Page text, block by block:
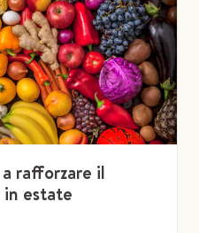
rafforzare il
estate